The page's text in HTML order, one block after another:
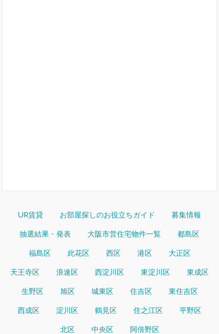
UR賃貸 お部屋探しのお役立ちガイド 募集情報
抽選結果・発表 大阪市営住宅物件一覧 都島区
福島区 此花区 西区 港区 大正区
天王寺区 浪速区 西淀川区 東淀川区 東成区
生野区 旭区 城東区 住吉区 東住吉区
西成区 淀川区 鶴見区 住之江区 平野区
北区 中央区 阿倍野区